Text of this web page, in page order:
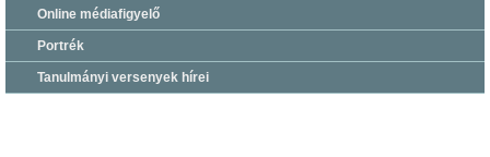
Online médiafigyelő
Portrék
Tanulmányi versenyek hírei